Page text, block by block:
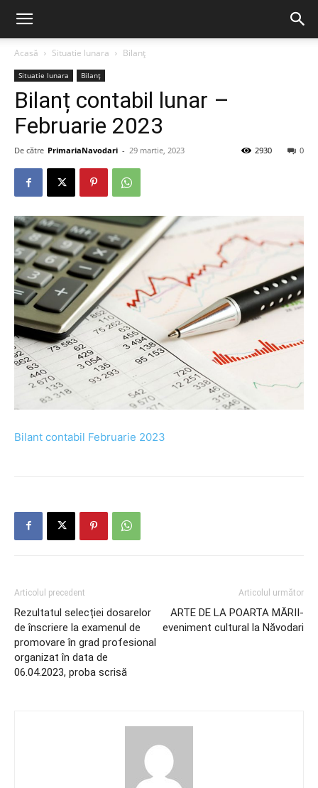
Acasă Situatie lunara Bilanț
Situatie lunara Bilanț
Bilanț contabil lunar –
Februarie 2023
De către PrimariaNavodari - 29 martie, 2023 0
2930
Bilant contabil Februarie 2023
Articolul precedent
Rezultatul selecției dosarelor
de înscriere la examenul de
promovare în grad profesional
organizat în data de
06.04.2023, proba scrisă
Articolul următor
ARTE DE LA POARTA MĂRII-
eveniment cultural la Năvodari